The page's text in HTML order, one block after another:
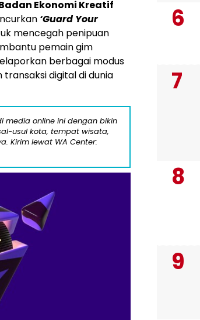
Ekonomi Kreatif
‘Guard Your
mencegah penipuan
pemain gim
berbagai modus
digital di dunia
media online ini dengan bikin
usul kota, tempat wisata,
Kirim lewat WA Center: